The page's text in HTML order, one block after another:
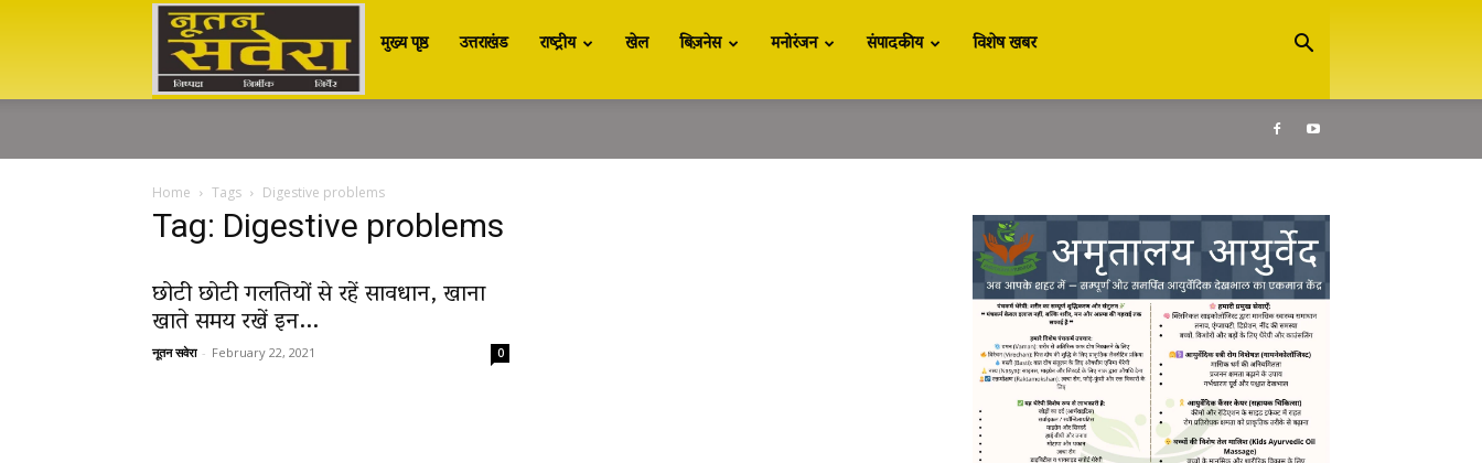
Nutan
नूतन
सवेरा
मुख्य पृष्ठ उत्तराखंड राष्ट्रीय खेल बिज़नेस मनोरंजन संपादकीय विशेष खबर
Home Tags Digestive problems
Tag: Digestive problems
छोटी छोटी गलतियों से रहें सावधान, खाना
खाते समय रखें इन...
नूतन सवेरा - February 22, 2021 0